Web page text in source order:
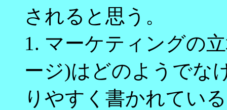
されると思う。
1. マーケティングの
ージ)はどのようでな
りやすく書かれてい